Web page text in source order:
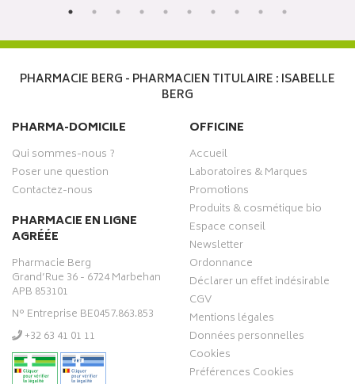
PHARMACIE BERG - PHARMACIEN TITULAIRE : ISABELLE
BERG
PHARMA-DOMICILE
Qui sommes-nous ?
Poser une question
Contactez-nous
PHARMACIE EN LIGNE
AGRÉÉE
Pharmacie Berg
Grand’Rue 36 - 6724 Marbehan
APB 853101
N° Entreprise BE0457.863.853
‭+32 63 41 01 11‬
OFFICINE
Accueil
Laboratoires & Marques
Promotions
Produits & cosmétique bio
Espace conseil
Newsletter
Ordonnance
Déclarer un effet indésirable
CGV
Mentions légales
Données personnelles
Cookies
Préférences Cookies